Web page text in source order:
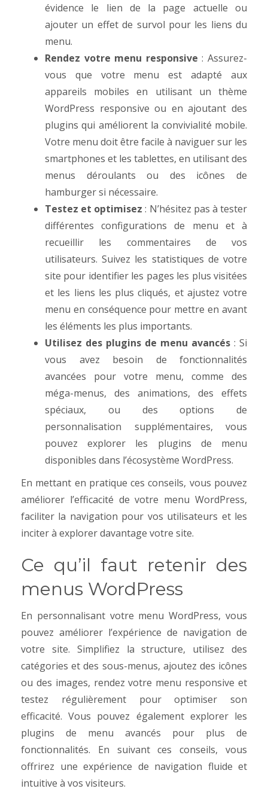
évidence le lien de la page actuelle ou
ajouter un effet de survol pour les liens du
menu.
Rendez votre menu responsive : Assurez-
vous que votre menu est adapté aux
appareils mobiles en utilisant un thème
WordPress responsive ou en ajoutant des
plugins qui améliorent la convivialité mobile.
Votre menu doit être facile à naviguer sur les
smartphones et les tablettes, en utilisant des
menus déroulants ou des icônes de
hamburger si nécessaire.
Testez et optimisez : N’hésitez pas à tester
différentes configurations de menu et à
recueillir les commentaires de vos
utilisateurs. Suivez les statistiques de votre
site pour identifier les pages les plus visitées
et les liens les plus cliqués, et ajustez votre
menu en conséquence pour mettre en avant
les éléments les plus importants.
Utilisez des plugins de menu avancés : Si
vous avez besoin de fonctionnalités
avancées pour votre menu, comme des
méga-menus, des animations, des effets
spéciaux, ou des options de
personnalisation supplémentaires, vous
pouvez explorer les plugins de menu
disponibles dans l’écosystème WordPress.
En mettant en pratique ces conseils, vous pouvez
améliorer l’efficacité de votre menu WordPress,
faciliter la navigation pour vos utilisateurs et les
inciter à explorer davantage votre site.
Ce qu’il faut retenir des
menus WordPress
En personnalisant votre menu WordPress, vous
pouvez améliorer l’expérience de navigation de
votre site. Simplifiez la structure, utilisez des
catégories et des sous-menus, ajoutez des icônes
ou des images, rendez votre menu responsive et
testez régulièrement pour optimiser son
efficacité. Vous pouvez également explorer les
plugins de menu avancés pour plus de
fonctionnalités. En suivant ces conseils, vous
offrirez une expérience de navigation fluide et
intuitive à vos visiteurs.